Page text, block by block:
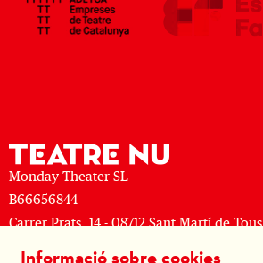
Monday Theater SL
B66656844
Carrer Prats, 14 - 08712 Sant Martí de Tous
M: (+34) 677 519 625 · T: (+34) 93 805 08 63
Informació sobre cookies